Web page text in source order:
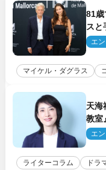
81歳
スと
エ
マイケル・ダグラス
天海
教室
エ
ライターコラム ドラ